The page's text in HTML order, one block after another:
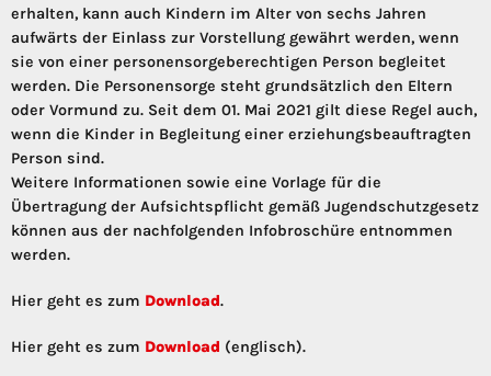
erhalten, kann auch Kindern im Alter von sechs Jahren
aufwärts der Einlass zur Vorstellung gewährt werden, wenn
sie von einer personensorgeberechtigen Person begleitet
werden. Die Personensorge steht grundsätzlich den Eltern
oder Vormund zu. Seit dem 01. Mai 2021 gilt diese Regel auch,
wenn die Kinder in Begleitung einer erziehungsbeauftragten
Person sind.
Weitere Informationen sowie eine Vorlage für die
Übertragung der Aufsichtspflicht gemäß Jugendschutzgesetz
können aus der nachfolgenden Infobroschüre entnommen
werden.
Hier geht es zum Download.
Hier geht es zum Download (englisch).